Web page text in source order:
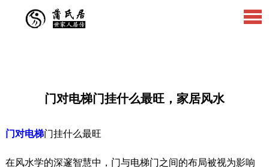
门对电梯门挂什么最旺，家居风水
门对电梯门挂什么最旺
在风水学的深邃智慧中，门与电梯门之间的布局被视为影响